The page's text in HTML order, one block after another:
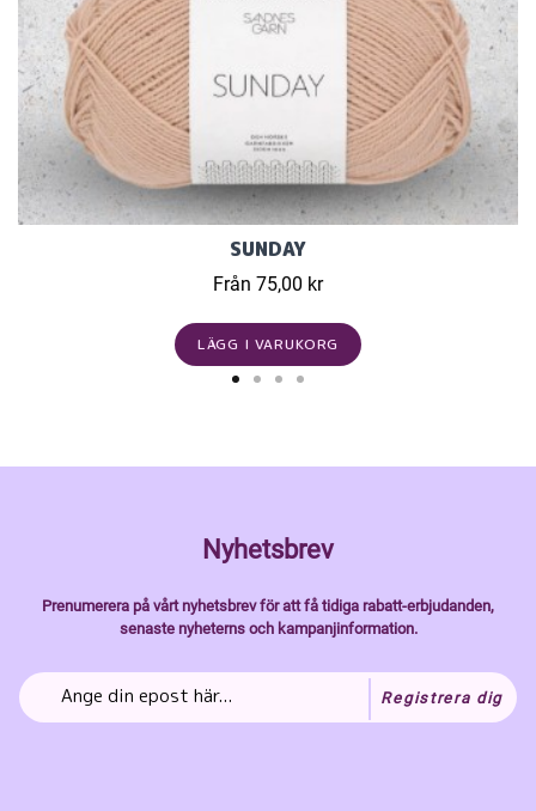
SUNDAY
Från 75,00 kr
LÄGG I VARUKORG
Nyhetsbrev
Prenumerera på vårt nyhetsbrev för att få tidiga rabatt-erbjudanden,
senaste nyheterns och kampanjinformation.
Registrera dig